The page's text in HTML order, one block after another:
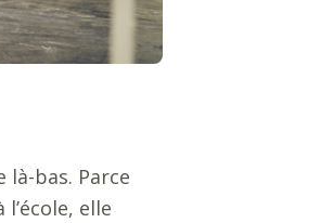
là-bas. Parce
elle